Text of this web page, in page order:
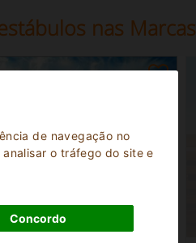
de navegação no
o tráfego do site e
Concordo
nas Marcas